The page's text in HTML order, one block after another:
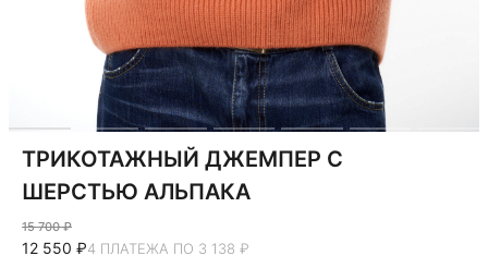
ТРИКОТАЖНЫЙ ДЖЕМПЕР С
ШЕРСТЬЮ АЛЬПАКА
15 700 ₽
12 550 ₽4 ПЛАТЕЖА ПО 3 138 ₽